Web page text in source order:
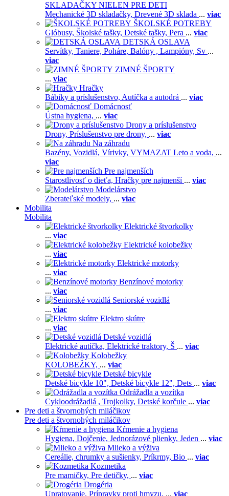
SKLADAČKY NIELEN PRE DETI
Mechanické 3D skladačky, Drevené 3D sklada ... viac
ŠKOLSKÉ POTREBY
Glóbusy, Školské tašky, Detské tašky, Pera ... viac
DETSKÁ OSLAVA
Servítky, Taniere, Poháre, Balóny , Lampióny, Sv ...
viac
ZIMNÉ ŠPORTY
... viac
Hračky
Bábiky a príslušenstvo, Autíčka a autodrá ... viac
Domácnosť
Ústna hygiena, ... viac
Drony a príslušenstvo
Drony, Príslušenstvo pre drony, ... viac
Na záhradu
Bazény, Vozidlá, Vírivky, VYMAZAT Leto a voda, ...
viac
Pre najmenších
Starostlivosť o dieťa, Hračky pre najmenší ... viac
Modelárstvo
Zberateľské modely, ... viac
Mobilita
Mobilita
Elektrické štvorkolky
... viac
Elektrické kolobežky
... viac
Elektrické motorky
... viac
Benzínové motorky
... viac
Seniorské vozidlá
... viac
Elektro skútre
... viac
Detské vozidlá
Elektrické autíčka, Elektrické traktory, Š ... viac
Kolobežky
KOLOBEŽKY, ... viac
Detské bicykle
Detské bicykle 10", Detské bicykle 12", Dets ... viac
Odrážadla a vozítka
Cykloodrážadlá , Trojkolky, Detské korčule ... viac
Pre deti a štvornohých miláčikov
Pre deti a štvornohých miláčikov
Kŕmenie a hygiena
Hygiena, Dojčenie, Jednorázové plienky, Jeden ... viac
Mlieko a výživa
Cereálie, chrumky a sušienky, Príkrmy, Bio ... viac
Kozmetika
Pre mamičky, Pre detičky, ... viac
Drogéria
Upratovanie, Prípravky proti hmyzu, ... viac